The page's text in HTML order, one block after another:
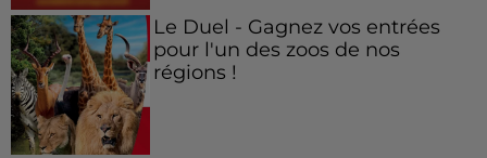
Le Duel - Gagnez vos entrées
pour l'un des zoos de nos
régions !